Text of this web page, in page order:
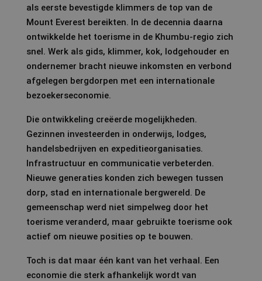
als eerste bevestigde klimmers de top van de
Mount Everest bereikten. In de decennia daarna
ontwikkelde het toerisme in de Khumbu-regio zich
snel. Werk als gids, klimmer, kok, lodgehouder en
ondernemer bracht nieuwe inkomsten en verbond
afgelegen bergdorpen met een internationale
bezoekerseconomie.
Die ontwikkeling creëerde mogelijkheden.
Gezinnen investeerden in onderwijs, lodges,
handelsbedrijven en expeditieorganisaties.
Infrastructuur en communicatie verbeterden.
Nieuwe generaties konden zich bewegen tussen
dorp, stad en internationale bergwereld. De
gemeenschap werd niet simpelweg door het
toerisme veranderd, maar gebruikte toerisme ook
actief om nieuwe posities op te bouwen.
Toch is dat maar één kant van het verhaal. Een
economie die sterk afhankelijk wordt van